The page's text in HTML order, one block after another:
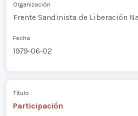
Organización
Frente Sandinista de Liberación
Fecha
1979-06-02
Título
Participación